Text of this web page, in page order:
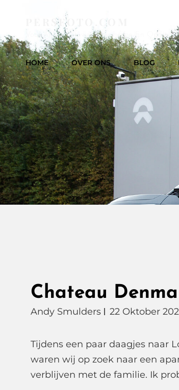
PERSFOTO.COM
Voor Al Uw Fotowerkzaamheden En
HOME OVER ONS BLOG
Chateau
Andy Smulders 22 Oktober
Tijdens een paar daagjes naar
waren wij op zoek naar een
verblijven met de familie. Ik